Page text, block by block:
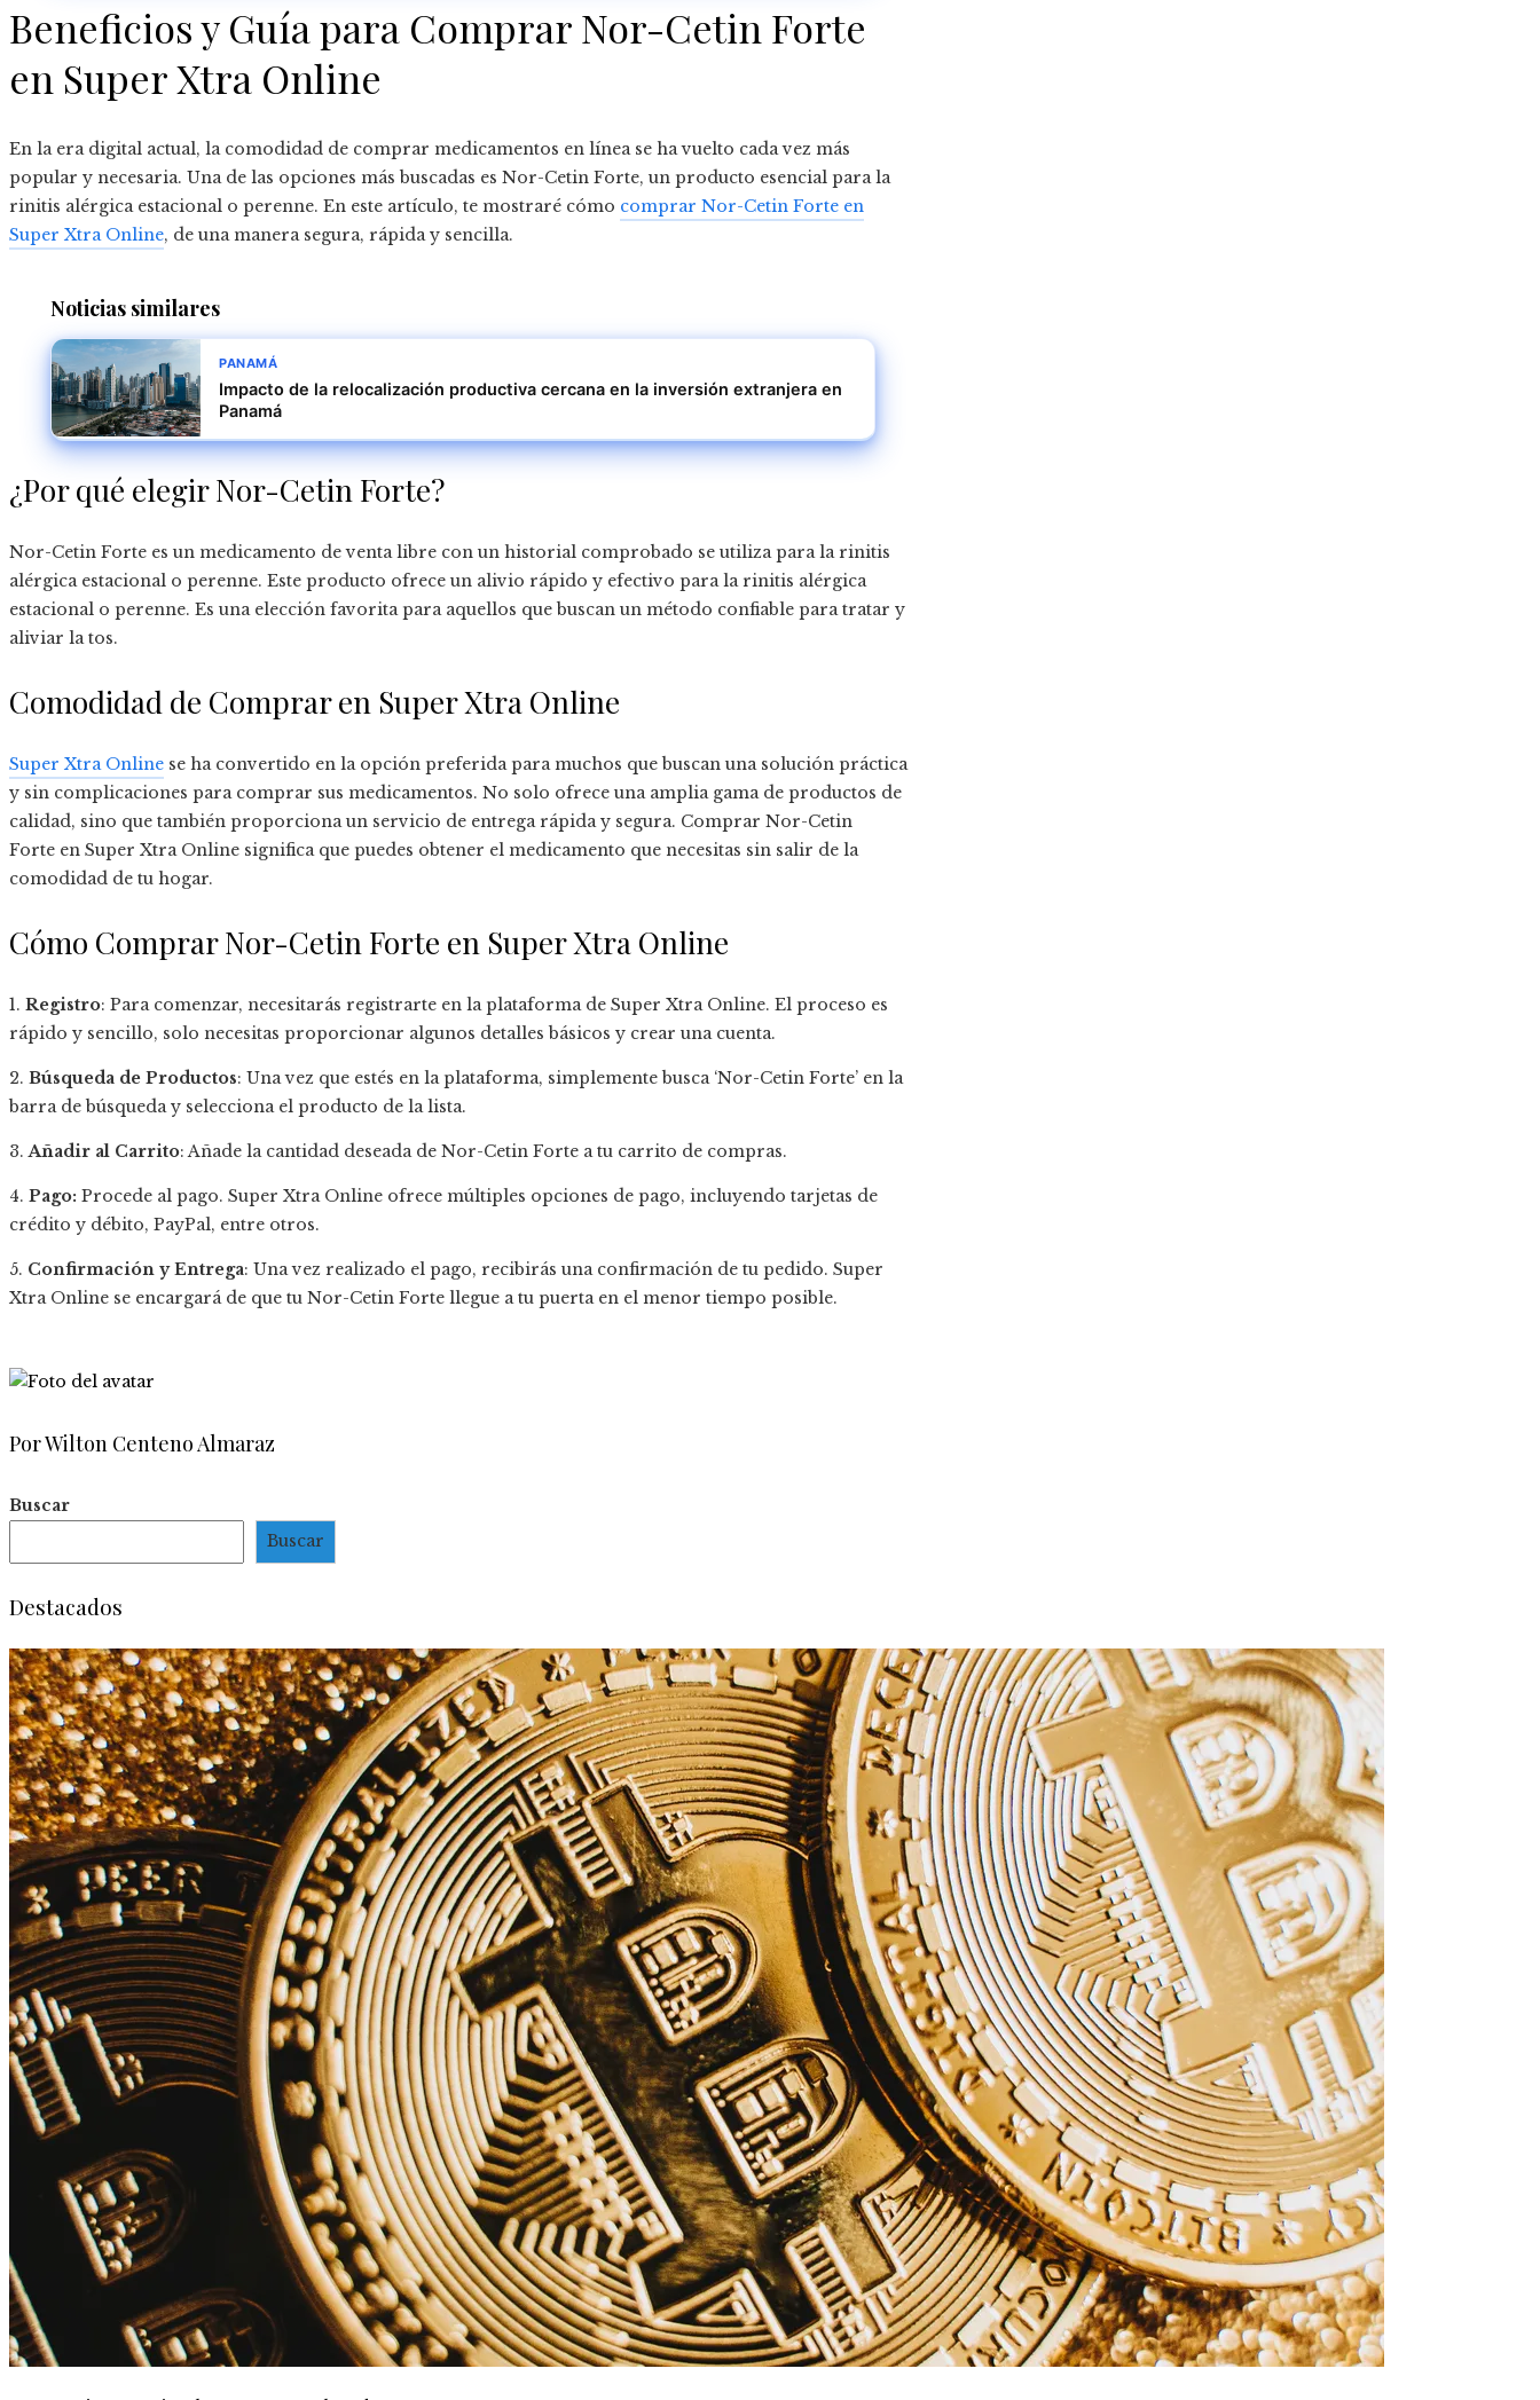
Beneficios y Guía para Comprar Nor-Cetin Forte
en Super Xtra Online
En la era digital actual, la comodidad de comprar medicamentos en línea se ha vuelto cada vez más
popular y necesaria. Una de las opciones más buscadas es Nor-Cetin Forte, un producto esencial para la
rinitis alérgica estacional o perenne. En este artículo, te mostraré cómo comprar Nor-Cetin Forte en
Super Xtra Online, de una manera segura, rápida y sencilla.
Noticias similares
PANAMÁ
Impacto de la relocalización productiva cercana en la inversión extranjera en
Panamá
¿Por qué elegir Nor-Cetin Forte?
Nor-Cetin Forte es un medicamento de venta libre con un historial comprobado se utiliza para la rinitis
alérgica estacional o perenne. Este producto ofrece un alivio rápido y efectivo para la rinitis alérgica
estacional o perenne. Es una elección favorita para aquellos que buscan un método confiable para tratar y
aliviar la tos.
Comodidad de Comprar en Super Xtra Online
Super Xtra Online se ha convertido en la opción preferida para muchos que buscan una solución práctica
y sin complicaciones para comprar sus medicamentos. No solo ofrece una amplia gama de productos de
calidad, sino que también proporciona un servicio de entrega rápida y segura. Comprar Nor-Cetin
Forte en Super Xtra Online significa que puedes obtener el medicamento que necesitas sin salir de la
comodidad de tu hogar.
Cómo Comprar Nor-Cetin Forte en Super Xtra Online
1. Registro: Para comenzar, necesitarás registrarte en la plataforma de Super Xtra Online. El proceso es
rápido y sencillo, solo necesitas proporcionar algunos detalles básicos y crear una cuenta.
2. Búsqueda de Productos: Una vez que estés en la plataforma, simplemente busca ‘Nor-Cetin Forte’ en la
barra de búsqueda y selecciona el producto de la lista.
3.Añadir al Carrito: Añade la cantidad deseada de Nor-Cetin Forte a tu carrito de compras.
4. Pago: Procede al pago. Super Xtra Online ofrece múltiples opciones de pago, incluyendo tarjetas de
crédito y débito, PayPal, entre otros.
5. Confirmación y Entrega: Una vez realizado el pago, recibirás una confirmación de tu pedido. Super
Xtra Online se encargará de que tu Nor-Cetin Forte llegue a tu puerta en el menor tiempo posible.
Por Wilton Centeno Almaraz
Buscar
Buscar
Destacados